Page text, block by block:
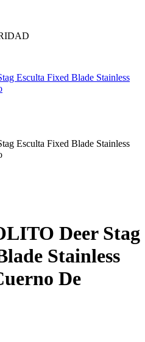
Deer Stag
Stainless
De